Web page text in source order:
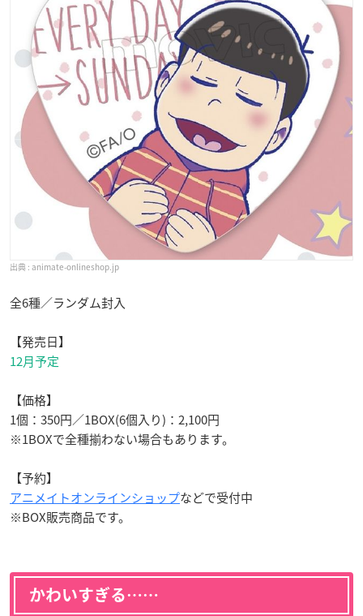
animate-onlineshop.jp
全6種／ランダム封入
【発売日】
12月予定
【価格】
1個：350円／1BOX(6個入り)：2,100円
※1BOXで全種揃わない場合もあります。
【予約】
アニメイトオンラインショップなどで受付中
※BOX販売商品です。
かわいすぎる……